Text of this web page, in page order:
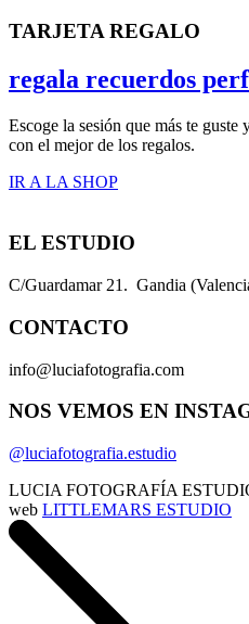
TARJETA REGALO
regala recuerdos
Escoge la sesión que más te
con el mejor de los regalos.
IR A LA SHOP
EL ESTUDIO
C/Guardamar 21. Gandia
CONTACTO
info@luciafotografia.com
NOS VEMOS EN
@luciafotografia.estudio
LUCIA FOTOGRAFÍA
web LITTLEMARS ESTUDIO